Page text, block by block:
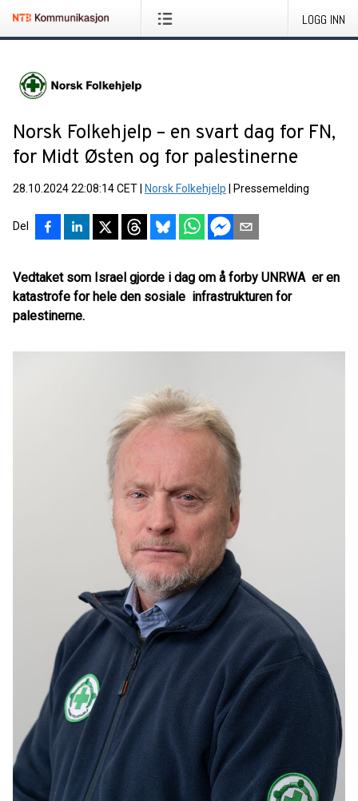
LOGG INN
Norsk Folkehjelp – en svart dag for FN,
for Midt Østen og for palestinerne
28.10.2024 22:08:14 CET Norsk Folkehjelp Pressemelding
Del
Vedtaket som Israel gjorde i dag om å forby UNRWA er en
katastrofe for hele den sosiale infrastrukturen for
palestinerne.